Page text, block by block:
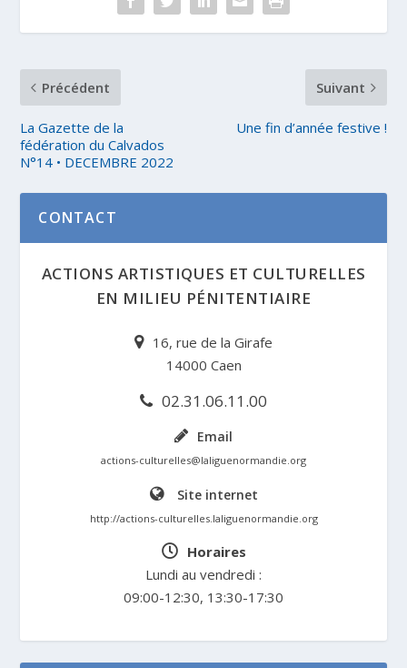
Précédent
La Gazette de la
fédération du Calvados
N°14 • DECEMBRE 2022
Suivant
Une fin d’année festive !
CONTACT
ACTIONS ARTISTIQUES ET CULTURELLES
EN MILIEU PÉNITENTIAIRE
16, rue de la Girafe
14000 Caen
02.31.06.11.00
Email
actions-culturelles@laliguenormandie.org
Site internet
http://actions-culturelles.laliguenormandie.org
Horaires
Lundi au vendredi :
09:00-12:30, 13:30-17:30